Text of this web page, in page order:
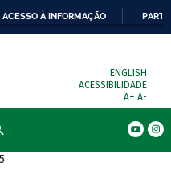
ACESSO À INFORMAÇÃO
ENGLISH
ACESSIBILIDADE
A+ A-